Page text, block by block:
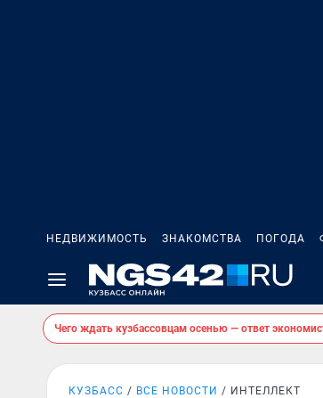
НЕДВИЖИМОСТЬ ЗНАКОМСТВА ПОГОДА
Чего ждать кузбассовцам осенью — ответ
КУЗБАСС ВСЕ НОВОСТИ ИНТЕЛЛЕКТ